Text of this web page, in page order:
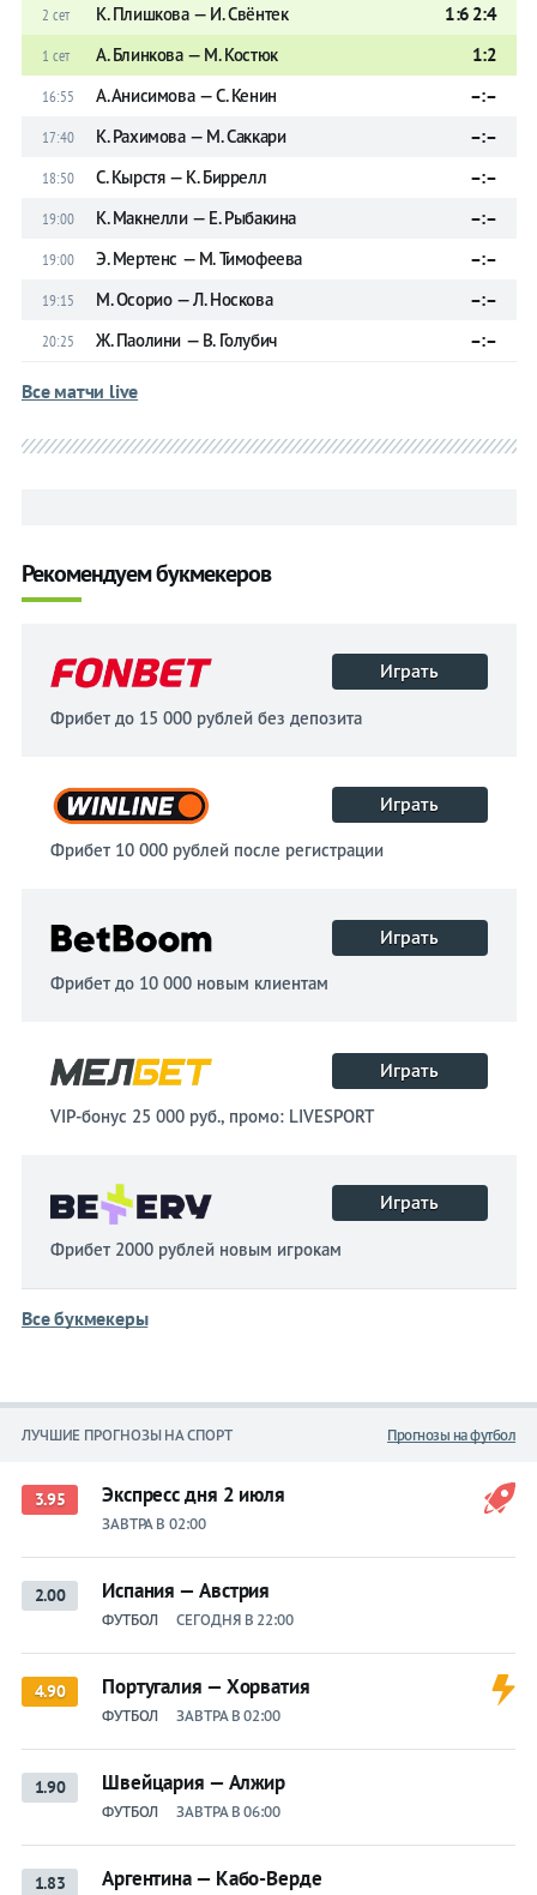
2 сет К. Плишкова — И. Свёнтек 1:6 2:4
1 сет А. Блинкова — М. Костюк 1:2
16:55 А. Анисимова — С. Кенин –:–
17:40 К. Рахимова — М. Саккари –:–
18:50 С. Кырстя — К. Биррелл –:–
19:00 К. Макнелли — Е. Рыбакина –:–
19:00 Э. Мертенс — М. Тимофеева –:–
19:15 М. Осорио — Л. Носкова –:–
20:25 Ж. Паолини — В. Голубич –:–
Все матчи live
Рекомендуем букмекеров
Играть
Фрибет до 15 000 рублей без депозита
Играть
Фрибет 10 000 рублей после регистрации
Играть
Фрибет до 10 000 новым клиентам
Играть
VIP-бонус 25 000 руб., промо: LIVESPORT
Играть
Фрибет 2000 рублей новым игрокам
Все букмекеры
ЛУЧШИЕ ПРОГНОЗЫ НА СПОРТ Прогнозы на футбол
3.95 Экспресс дня 2 июля
ЗАВТРА В 02:00
2.00 Испания — Австрия
ФУТБОЛ СЕГОДНЯ В 22:00
4.90 Португалия — Хорватия
ФУТБОЛ ЗАВТРА В 02:00
1.90 Швейцария — Алжир
ФУТБОЛ ЗАВТРА В 06:00
1.83 Аргентина — Кабо-Верде